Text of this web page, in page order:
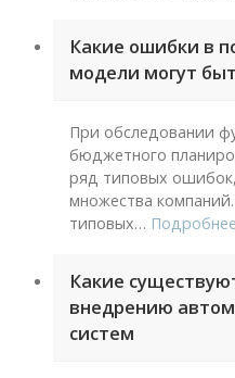
Какие ошибки в
модели могут
При обследовании
бюджетного
ряд типовых
множества
типовых… Подробнее
Какие
внедрению
систем